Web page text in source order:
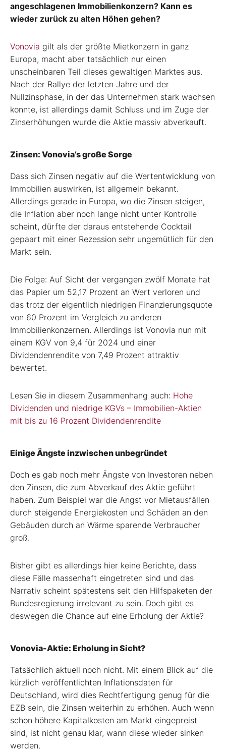
angeschlagenen Immobilienkonzern? Kann es
wieder zurück zu alten Höhen gehen?
Vonovia gilt als der größte Mietkonzern in ganz
Europa, macht aber tatsächlich nur einen
unscheinbaren Teil dieses gewaltigen Marktes aus.
Nach der Rallye der letzten Jahre und der
Nullzinsphase, in der das Unternehmen stark wachsen
konnte, ist allerdings damit Schluss und im Zuge der
Zinserhöhungen wurde die Aktie massiv abverkauft.
Zinsen: Vonovia’s große Sorge
Dass sich Zinsen negativ auf die Wertentwicklung von
Immobilien auswirken, ist allgemein bekannt.
Allerdings gerade in Europa, wo die Zinsen steigen,
die Inflation aber noch lange nicht unter Kontrolle
scheint, dürfte der daraus entstehende Cocktail
gepaart mit einer Rezession sehr ungemütlich für den
Markt sein.
Die Folge: Auf Sicht der vergangen zwölf Monate hat
das Papier um 52,17 Prozent an Wert verloren und
das trotz der eigentlich niedrigen Finanzierungsquote
von 60 Prozent im Vergleich zu anderen
Immobilienkonzernen. Allerdings ist Vonovia nun mit
einem KGV von 9,4 für 2024 und einer
Dividendenrendite von 7,49 Prozent attraktiv
bewertet.
Lesen Sie in diesem Zusammenhang auch: Hohe
Dividenden und niedrige KGVs – Immobilien-Aktien
mit bis zu 16 Prozent Dividendenrendite
Einige Ängste inzwischen unbegründet
Doch es gab noch mehr Ängste von Investoren neben
den Zinsen, die zum Abverkauf des Aktie geführt
haben. Zum Beispiel war die Angst vor Mietausfällen
durch steigende Energiekosten und Schäden an den
Gebäuden durch an Wärme sparende Verbraucher
groß.
Bisher gibt es allerdings hier keine Berichte, dass
diese Fälle massenhaft eingetreten sind und das
Narrativ scheint spätestens seit den Hilfspaketen der
Bundesregierung irrelevant zu sein. Doch gibt es
deswegen die Chance auf eine Erholung der Aktie?
Vonovia-Aktie: Erholung in Sicht?
Tatsächlich aktuell noch nicht. Mit einem Blick auf die
kürzlich veröffentlichten Inflationsdaten für
Deutschland, wird dies Rechtfertigung genug für die
EZB sein, die Zinsen weiterhin zu erhöhen. Auch wenn
schon höhere Kapitalkosten am Markt eingepreist
sind, ist nicht genau klar, wann diese wieder sinken
werden.